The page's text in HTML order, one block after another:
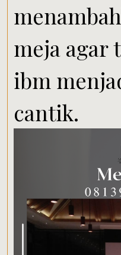
meja agar
ibm
cantik.